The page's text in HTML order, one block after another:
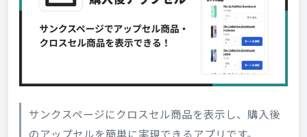
サンクスページにクロスセル商品を表示し、購入後
のアップセルを簡単に実現できるアプリです。